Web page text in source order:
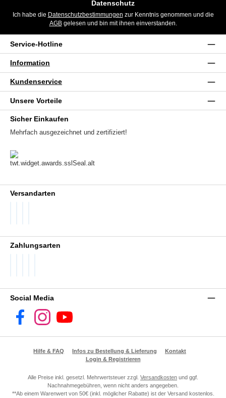
Datenschutz
Ich habe die Datenschutzbestimmungen
AGBgelesen und bin mit ihnen einverstanden.
Service-Hotline
Information
Kundenservice
Unsere Vorteile
Sicher Einkaufen
Mehrfach ausgezeichnet und zertifiziert!
Versandarten
Zahlungsarten
Social Media
FacebookInstagramYouTube
Hilfe & FAQ Infos zu Bestellung & Lieferung
Kontakt
Login & Registrieren
Alle Preise inkl. gesetzl. Mehrwertsteuer zzgl. Versandkosten und ggf.
Nachnahmegebühren, wenn nicht anders angegeben.
**Ab einem Warenwert von 50€ (inkl. möglicher Rabatte) ist der Versand kostenlos.